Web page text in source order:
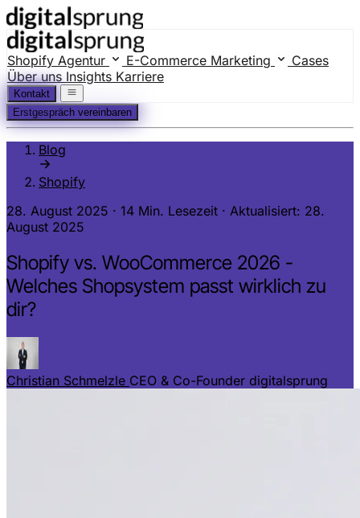
Shopify Agentur E-Commerce Marketing
Cases
Über uns Insights Karriere
Kontakt
Erstgespräch vereinbaren
Blog
Shopify
28. August 2025 · 14 Min. Lesezeit · Aktualisiert: 28.
August 2025
Shopify vs. WooCommerce 2026 -
Welches Shopsystem passt wirklich zu
dir?
Christian Schmelzle CEO & Co-Founder digitalsprung